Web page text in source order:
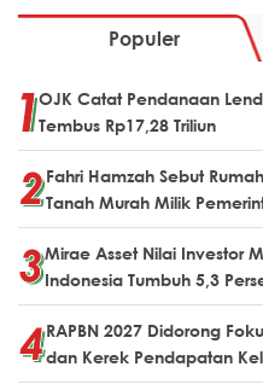
Populer
OJK Catat Pendanaan
Tembus Rp17,28 Triliun
Fahri Hamzah Sebut
Tanah Murah Milik
Mirae Asset Nilai Investor
Indonesia Tumbuh 5,3
RAPBN 2027 Didorong
dan Kerek Pendapatan